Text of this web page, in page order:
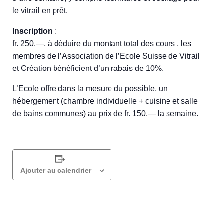
le vitrail en prêt.
Inscription :
fr. 250.—, à déduire du montant total des cours , les
membres de l’Association de l’Ecole Suisse de Vitrail
et Création bénéficient d’un rabais de 10%.
L’Ecole offre dans la mesure du possible, un
hébergement (chambre individuelle + cuisine et salle
de bains communes) au prix de fr. 150.— la semaine.
Ajouter au calendrier